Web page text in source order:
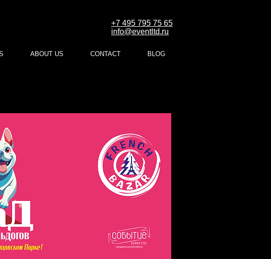
+7 495 795 75 65
info@eventltd.ru
ABOUT US CONTACT BLOG